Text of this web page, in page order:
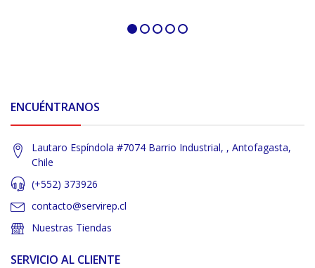
ENCUÉNTRANOS
Lautaro Espíndola #7074 Barrio Industrial, , Antofagasta,
Chile
(+552) 373926
contacto@servirep.cl
Nuestras Tiendas
SERVICIO AL CLIENTE